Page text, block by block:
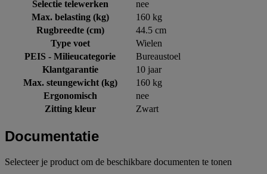
Selectie telewerken
nee
Max. belasting (kg)
160 kg
Rugbreedte (cm)
44.5 cm
Type voet
Wielen
PEIS - Milieucategorie
Bureaustoel
Klantgarantie
10 jaar
Max. steungewicht (kg)
160 kg
Ergonomisch
nee
Zitting kleur
Zwart
Documentatie
Selecteer je product om de beschikbare documenten te tonen